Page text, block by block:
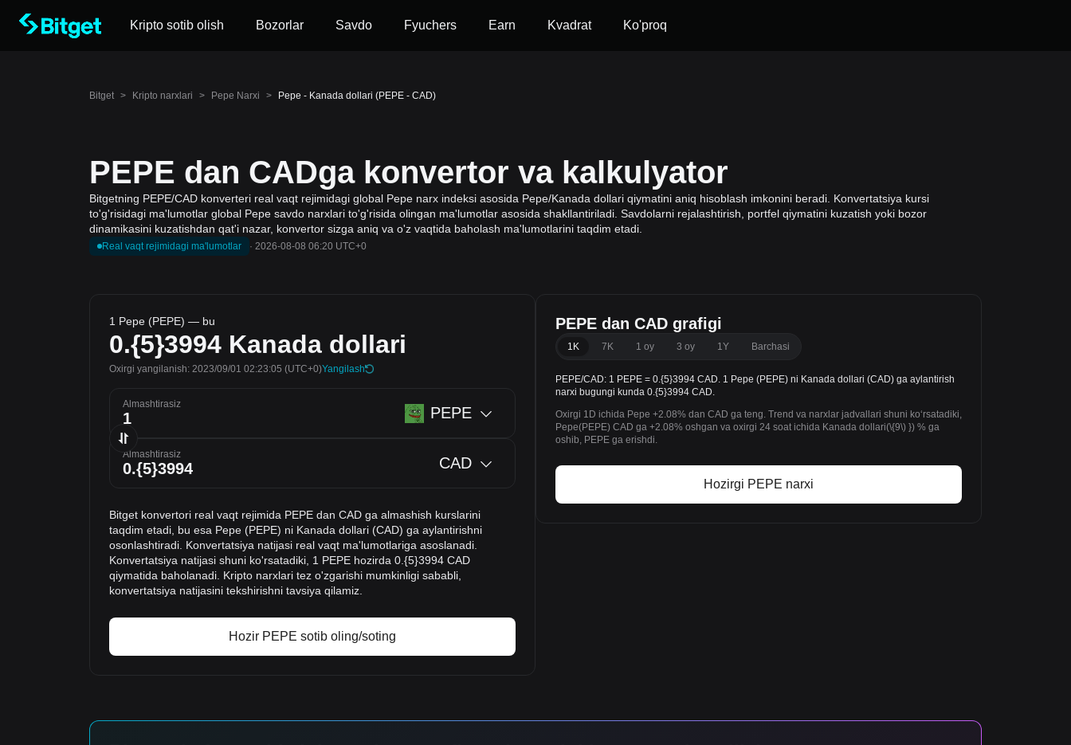
Kripto sotib olish Bozorlar Savdo Fyuchers Earn Kvadrat Ko'proq
Bitget > Kripto narxlari > Pepe Narxi > Pepe - Kanada dollari (PEPE - CAD)
PEPE dan CADga konvertor va kalkulyator
Bitgetning PEPE/CAD konverteri real vaqt rejimidagi global Pepe narx indeksi asosida Pepe/Kanada dollari qiymatini aniq hisoblash imkonini beradi. Konvertatsiya kursi
to'g'risidagi ma'lumotlar global Pepe savdo narxlari to'g'risida olingan ma'lumotlar asosida shakllantiriladi. Savdolarni rejalashtirish, portfel qiymatini kuzatish yoki bozor
dinamikasini kuzatishdan qat'i nazar, konvertor sizga aniq va o'z vaqtida baholash ma'lumotlarini taqdim etadi.
Real vaqt rejimidagi ma'lumotlar · 2026-08-08 06:20 UTC+0
1 Pepe (PEPE) — bu
0.{5}3994 Kanada dollari
Oxirgi yangilanish: 2023/09/01 02:23:05 (UTC+0)Yangilash
Almashtirasiz PEPE
Almashtirasiz CAD
Bitget konvertori real vaqt rejimida PEPE dan CAD ga almashish kurslarini
taqdim etadi, bu esa Pepe (PEPE) ni Kanada dollari (CAD) ga aylantirishni
osonlashtiradi. Konvertatsiya natijasi real vaqt ma'lumotlariga asoslanadi.
Konvertatsiya natijasi shuni ko'rsatadiki, 1 PEPE hozirda 0.{5}3994 CAD
qiymatida baholanadi. Kripto narxlari tez o'zgarishi mumkinligi sababli,
konvertatsiya natijasini tekshirishni tavsiya qilamiz.
Hozir PEPE sotib oling/soting
PEPE dan CAD grafigi
1K 7K 1 oy 3 oy 1Y Barchasi
PEPE/CAD: 1 PEPE = 0.{5}3994 CAD. 1 Pepe (PEPE) ni Kanada dollari (CAD) ga aylantirish
narxi bugungi kunda 0.{5}3994 CAD.
Oxirgi 1D ichida Pepe +2.08% dan CAD ga teng. Trend va narxlar jadvallari shuni koʻrsatadiki,
Pepe(PEPE) CAD ga +2.08% oshgan va oxirgi 24 soat ichida Kanada dollari(\{9\) }) % ga
oshib, PEPE ga erishdi.
Hozirgi PEPE narxi